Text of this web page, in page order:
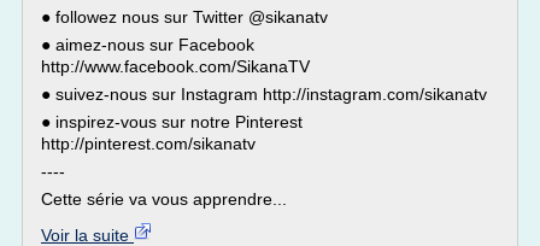
● followez nous sur Twitter @sikanatv
● aimez-nous sur Facebook
http://www.facebook.com/SikanaTV
● suivez-nous sur Instagram http://instagram.com/sikanatv
● inspirez-vous sur notre Pinterest
http://pinterest.com/sikanatv
----
Cette série va vous apprendre...
Voir la suite